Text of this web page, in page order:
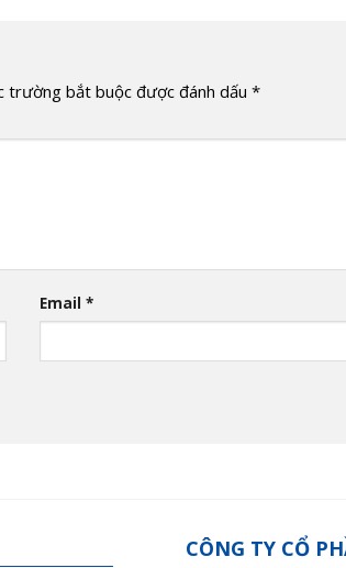
trường bắt buộc được đánh dấu *
Email *
CÔNG TY CỔ